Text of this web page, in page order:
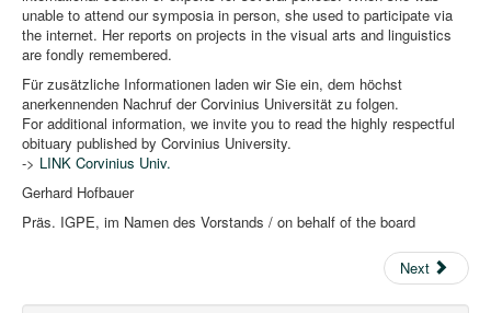
unable to attend our symposia in person, she used to participate via
the internet. Her reports on projects in the visual arts and linguistics
are fondly remembered.
Für zusätzliche Informationen laden wir Sie ein, dem höchst
anerkennenden Nachruf der Corvinius Universität zu folgen.
For additional information, we invite you to read the highly respectful
obituary published by Corvinius University.
-> LINK Corvinius Univ.
Gerhard Hofbauer
Präs. IGPE, im Namen des Vorstands / on behalf of the board
Next